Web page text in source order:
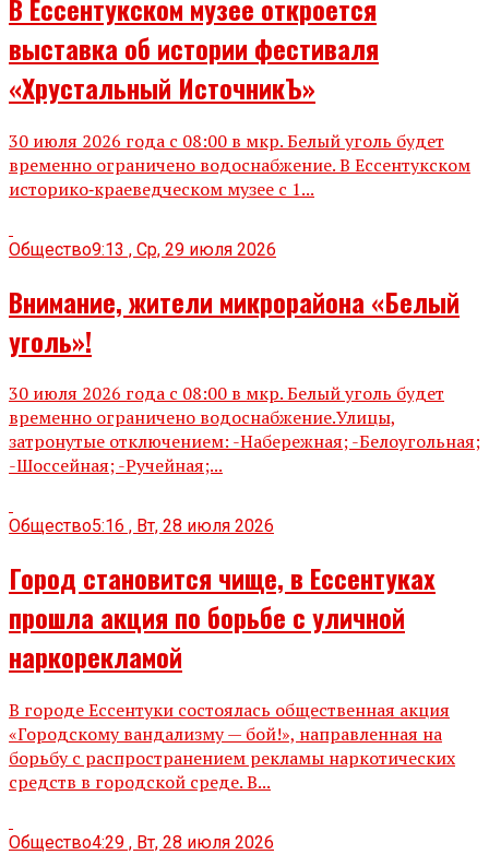
В Ессентукском музее откроется
выставка об истории фестиваля
«Хрустальный ИсточникЪ»
30 июля 2026 года с 08:00 в мкр. Белый уголь будет
временно ограничено водоснабжение. В Ессентукском
историко‑краеведческом музее с 1...
Общество9:13 , Ср, 29 июля 2026
Внимание, жители микрорайона «Белый
уголь»!
30 июля 2026 года с 08:00 в мкр. Белый уголь будет
временно ограничено водоснабжение.Улицы,
затронутые отключением: -Набережная; -Белоугольная;
-Шоссейная; -Ручейная;...
Общество5:16 , Вт, 28 июля 2026
Город становится чище, в Ессентуках
прошла акция по борьбе с уличной
наркорекламой
В городе Ессентуки состоялась общественная акция
«Городскому вандализму — бой!», направленная на
борьбу с распространением рекламы наркотических
средств в городской среде. В...
Общество4:29 , Вт, 28 июля 2026